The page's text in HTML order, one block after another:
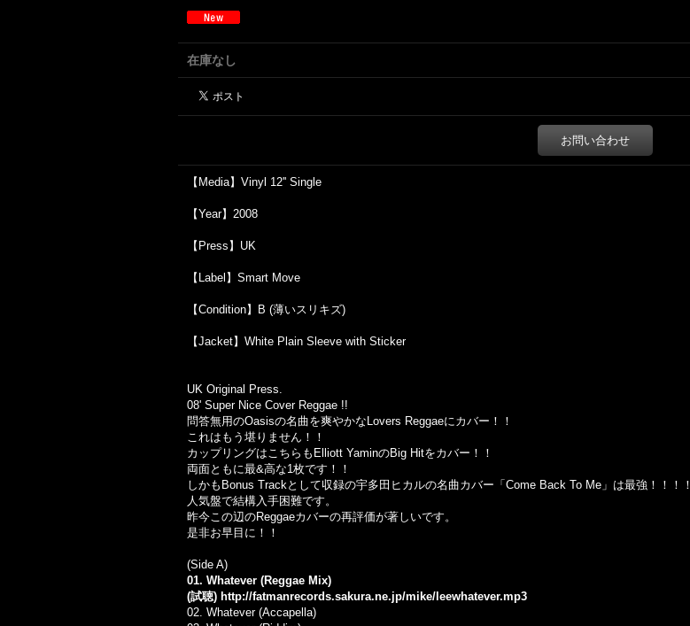
在庫なし
お問い合わせ
【Media】Vinyl 12'' Single
【Year】2008
【Press】UK
【Label】Smart Move
【Condition】B (薄いスリキズ)
【Jacket】White Plain Sleeve with Sticker
UK Original Press.
08' Super Nice Cover Reggae !!
問答無用のOasisの名曲を爽やかな Lovers Reggaeにカバー！！
これはもう堪りません！！
カップリングはこちらも Elliott YaminのBig Hitをカバー！！
両面ともに最&高な1枚です！！
しかもBonus Trackとして収録の宇多田ヒカルの名曲カバー「Come Back To Me」は最強！！！！
人気盤で結構入手困難です。
昨今この辺のReggaeカバーの再評価が著しいです。
是非お早目に！！
(Side A)
01. Whatever (Reggae Mix)
(試聴) http://fatmanrecords.sakura.ne.jp/mike/leewhatever.mp3
02. Whatever (Accapella)